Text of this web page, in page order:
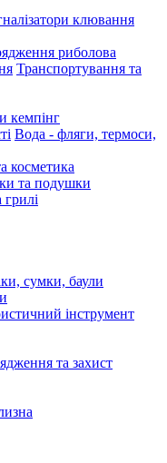
клювання
риболова
Транспортування та
кемпінг
Вода - фляги, термоси,
косметика
та подушки
сумки, баули
інструмент
та захист